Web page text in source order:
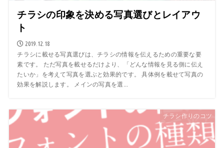
チラシの印象を決める写真選びとレイアウ
ト
2019.12.18
チラシに載せる写真選びは、チラシの情報を伝えるための重要な要
素です。 ただ写真を載せるだけより、「どんな情報を見る側に伝え
たいか」を考えて写真を選ぶと効果的です。 具体例を載せて写真の
効果を解説します。 メインの写真を選...
チラシ作りのコツ